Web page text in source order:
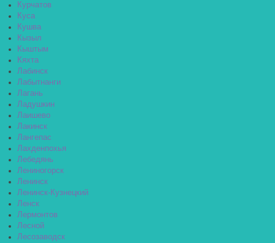
Курчатов
Куса
Кушва
Кызыл
Кыштым
Кяхта
Лабинск
Лабытнанги
Лагань
Ладушкин
Лаишево
Лакинск
Лангепас
Лахденпохья
Лебедянь
Лениногорск
Ленинск
Ленинск-Кузнецкий
Ленск
Лермонтов
Лесной
Лесозаводск